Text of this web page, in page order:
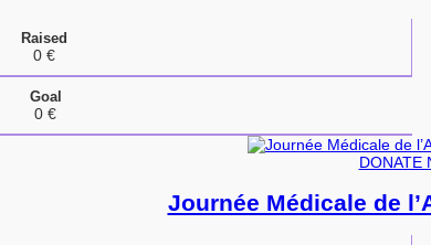
Raised
0 €
Goal
0 €
DONATE
Journée Médicale de